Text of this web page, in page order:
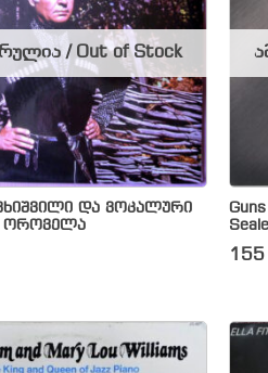
და ვოკალური
ოროველა
/ Out of Stock
155